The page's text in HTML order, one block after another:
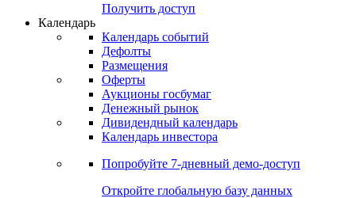
Получить доступ
Календарь
Календарь событий
Дефолты
Размещения
Оферты
Аукционы госбумаг
Денежный рынок
Дивидендный календарь
Календарь инвестора
Попробуйте 7-дневный демо-доступ
Откройте глобальную базу данных